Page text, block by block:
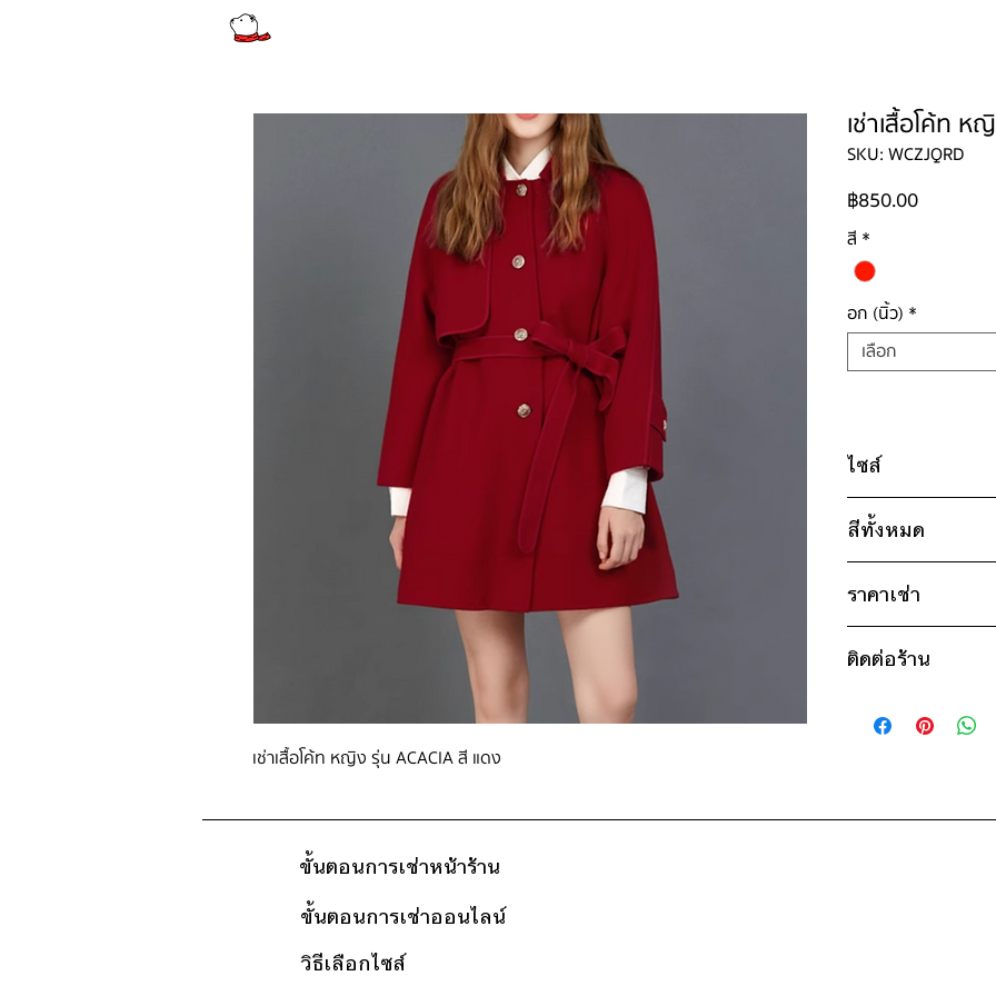
เช่าเสื้อโค้ท หญิง รุ่น ACACIA สี แดง
เช่าเสื้อโค้ท ห
SKU: WCZJQRD
฿850.00ราคา
สี *
อก (นิ้ว) *
เลือก
ไซส์
ไซส์ : XL
อก 40" / เอว
แขน 26" / ยาว 32"
สีทั้งหมด
ราคาเช่า
ดูวิธีนับวันด้านล่าง
สอบถามราคา
ติดต่อร้าน
ดูแผนที่ร้าน
ขั้นตอนการเช่าหน้าร้าน
ขั้นตอนการเช่าออนไลน์
วิธีเลือกไซส์